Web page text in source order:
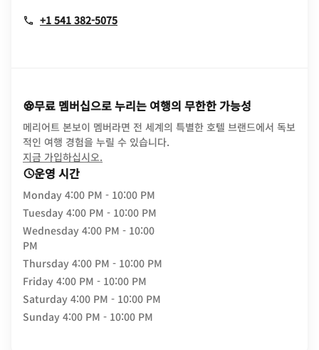
+1 541 382-5075
무료 멤버십으로 누리는 여행의 무한한 가능성
메리어트 본보이 멤버라면 전 세계의 특별한 호텔 브랜드에서 독보
적인 여행 경험을 누릴 수 있습니다.
지금 가입하십시오.
운영 시간
Monday 4:00 PM - 10:00 PM
Tuesday 4:00 PM - 10:00 PM
Wednesday 4:00 PM - 10:00
PM
Thursday 4:00 PM - 10:00 PM
Friday 4:00 PM - 10:00 PM
Saturday 4:00 PM - 10:00 PM
Sunday 4:00 PM - 10:00 PM